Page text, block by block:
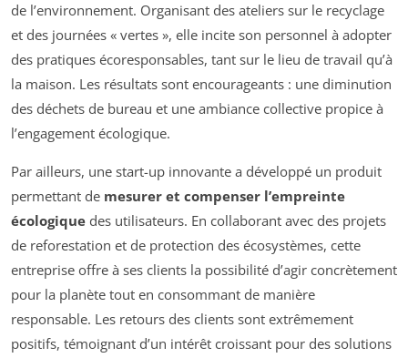
de l’environnement. Organisant des ateliers sur le recyclage
et des journées « vertes », elle incite son personnel à adopter
des pratiques écoresponsables, tant sur le lieu de travail qu’à
la maison. Les résultats sont encourageants : une diminution
des déchets de bureau et une ambiance collective propice à
l’engagement écologique.
Par ailleurs, une start-up innovante a développé un produit
permettant de mesurer et compenser l’empreinte
écologique des utilisateurs. En collaborant avec des projets
de reforestation et de protection des écosystèmes, cette
entreprise offre à ses clients la possibilité d’agir concrètement
pour la planète tout en consommant de manière
responsable. Les retours des clients sont extrêmement
positifs, témoignant d’un intérêt croissant pour des solutions